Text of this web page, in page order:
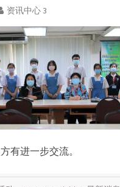
资讯中心 3
有进一步交流。